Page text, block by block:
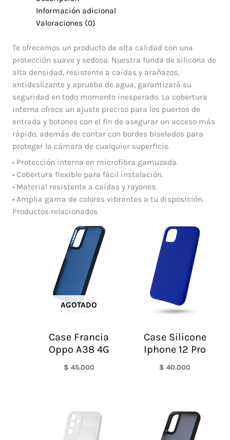
Información adicional
Valoraciones (0)
Te ofrecemos un producto de alta calidad con una
protección suave y sedosa. Nuestra funda de silicona de
alta densidad, resistente a caídas y arañazos,
antideslizante y aprueba de agua, garantizará su
seguridad en todo momento inesperado. La cobertura
interna ofrece un ajuste preciso para los puertos de
entrada y botones con el fin de asegurar un acceso más
rápido, además de contar con bordes biselados para
proteger la cámara de cualquier superficie.
• Protección interna en microfibra gamuzada.
• Cobertura flexible para fácil instalación.
• Material resistente a caídas y rayones.
• Amplia gama de colores vibrantes a tu disposición.
Productos relacionados
AGOTADO
Case Francia
Oppo A38 4G
$ 45.000
Case Silicone
Iphone 12 Pro
$ 40.000